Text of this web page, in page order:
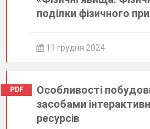
поділки фізичного
11 грудня 2024
PDF
Особливості
засобами
ресурсів